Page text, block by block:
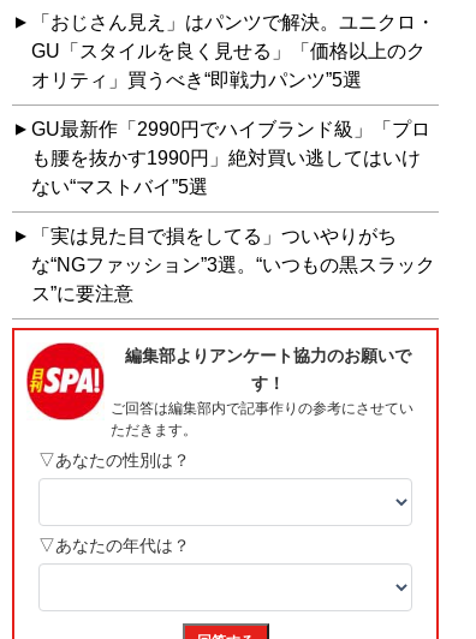
「おじさん見え」はパンツで解決。ユニクロ・
GU「スタイルを良く見せる」「価格以上のク
オリティ」買うべき“即戦力パンツ”5選
GU最新作「2990円でハイブランド級」「プロ
も腰を抜かす1990円」絶対買い逃してはいけ
ない“マストバイ”5選
「実は見た目で損をしてる」ついやりがち
な“NGファッション”3選。“いつもの黒スラック
ス”に要注意